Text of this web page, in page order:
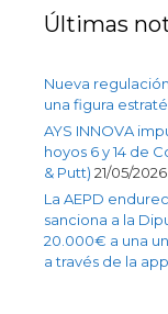
Últimas
Nueva
una figura
AYS INNOVA
hoyos 6 y 14 de
& Putt) 21/05/2026
La AEPD
sanciona a la
20.000€ a una
a través de la